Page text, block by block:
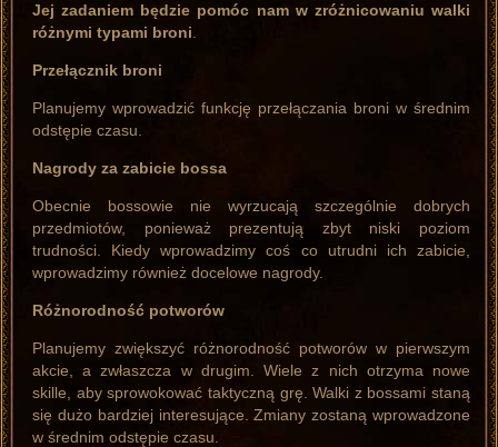
Jej zadaniem będzie pomóc nam w zróżnicowaniu walki
różnymi typami broni.
Przełącznik broni
Planujemy wprowadzić funkcję przełączania broni w średnim
odstępie czasu.
Nagrody za zabicie bossa
Obecnie bossowie nie wyrzucają szczególnie dobrych
przedmiotów, ponieważ prezentują zbyt niski poziom
trudności. Kiedy wprowadzimy coś co utrudni ich zabicie,
wprowadzimy również docelowe nagrody.
Różnorodność potworów
Planujemy zwiększyć różnorodność potworów w pierwszym
akcie, a zwłaszcza w drugim. Wiele z nich otrzyma nowe
skille, aby sprowokować taktyczną grę. Walki z bossami staną
się dużo bardziej interesujące. Zmiany zostaną wprowadzone
w średnim odstępie czasu.